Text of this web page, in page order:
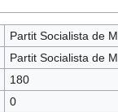
Partit Socialista de
Partit Socialista de
180
0